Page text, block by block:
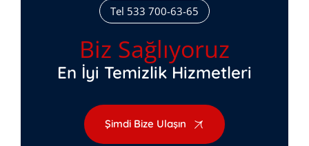
Tel 533 700-63-65
Biz Sağlıyoruz
En İyi Temizlik Hizmetleri
Şimdi Bize Ulaşın